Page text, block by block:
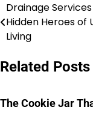
Post
navigation
Drainage
Hidden Heroes of
Living
Related Posts
The Cookie Jar